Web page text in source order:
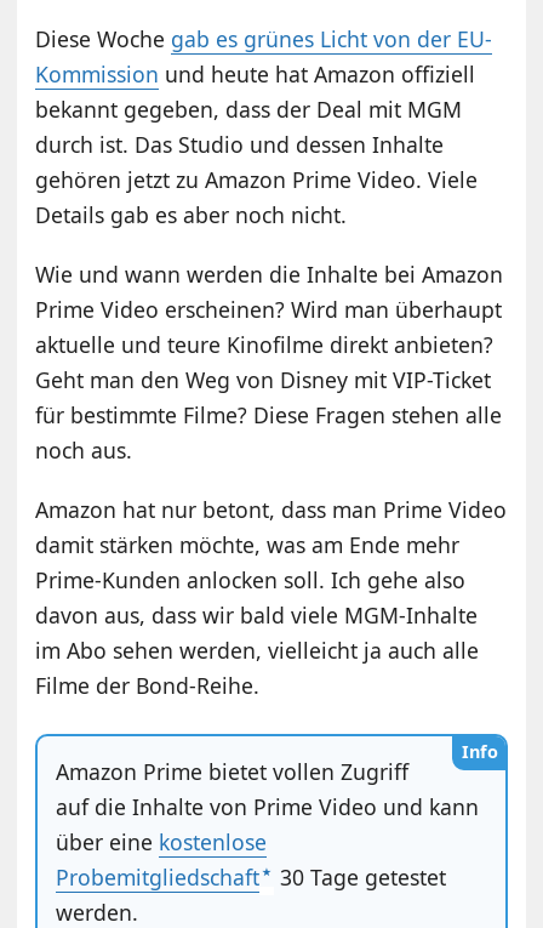
Diese Woche gab es grünes Licht von der EU-
Kommission und heute hat Amazon offiziell
bekannt gegeben, dass der Deal mit MGM
durch ist. Das Studio und dessen Inhalte
gehören jetzt zu Amazon Prime Video. Viele
Details gab es aber noch nicht.
Wie und wann werden die Inhalte bei Amazon
Prime Video erscheinen? Wird man überhaupt
aktuelle und teure Kinofilme direkt anbieten?
Geht man den Weg von Disney mit VIP-Ticket
für bestimmte Filme? Diese Fragen stehen alle
noch aus.
Amazon hat nur betont, dass man Prime Video
damit stärken möchte, was am Ende mehr
Prime-Kunden anlocken soll. Ich gehe also
davon aus, dass wir bald viele MGM-Inhalte
im Abo sehen werden, vielleicht ja auch alle
Filme der Bond-Reihe.
Info
Amazon Prime bietet vollen Zugriff
auf die Inhalte von Prime Video und kann
über eine kostenlose
Probemitgliedschaft
30 Tage getestet
werden.